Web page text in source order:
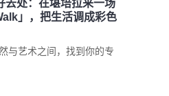
去处：在堪培拉来一场
」，把生活调成彩色
与艺术之间，找到你的专